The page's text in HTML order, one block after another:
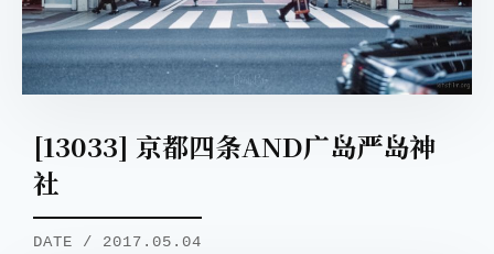
[13033] 京都四条AND广岛严岛神
社
DATE / 2017.05.04